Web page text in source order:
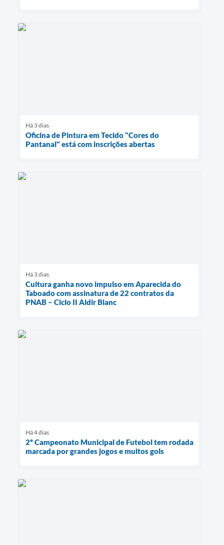
Há 3 dias
Oficina de Pintura em Tecido "Cores do
Pantanal" está com inscrições abertas
Há 3 dias
Cultura ganha novo impulso em Aparecida do
Taboado com assinatura de 22 contratos da
PNAB – Ciclo II Aldir Blanc
Há 4 dias
2º Campeonato Municipal de Futebol tem rodada
marcada por grandes jogos e muitos gols